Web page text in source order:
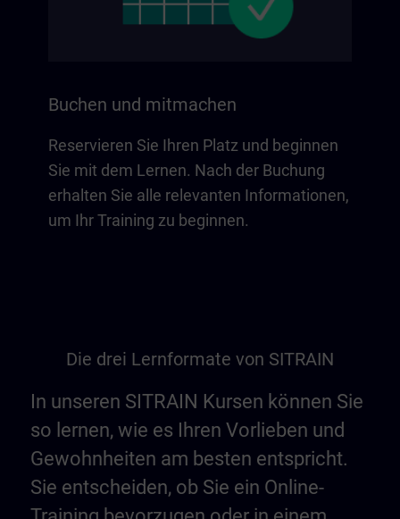
Buchen und mitmachen
Reservieren Sie Ihren Platz und beginnen
Sie mit dem Lernen. Nach der Buchung
erhalten Sie alle relevanten Informationen,
um Ihr Training zu beginnen.
Die drei Lernformate von SITRAIN
In unseren SITRAIN Kursen können Sie
so lernen, wie es Ihren Vorlieben und
Gewohnheiten am besten entspricht.
Sie entscheiden, ob Sie ein Online-